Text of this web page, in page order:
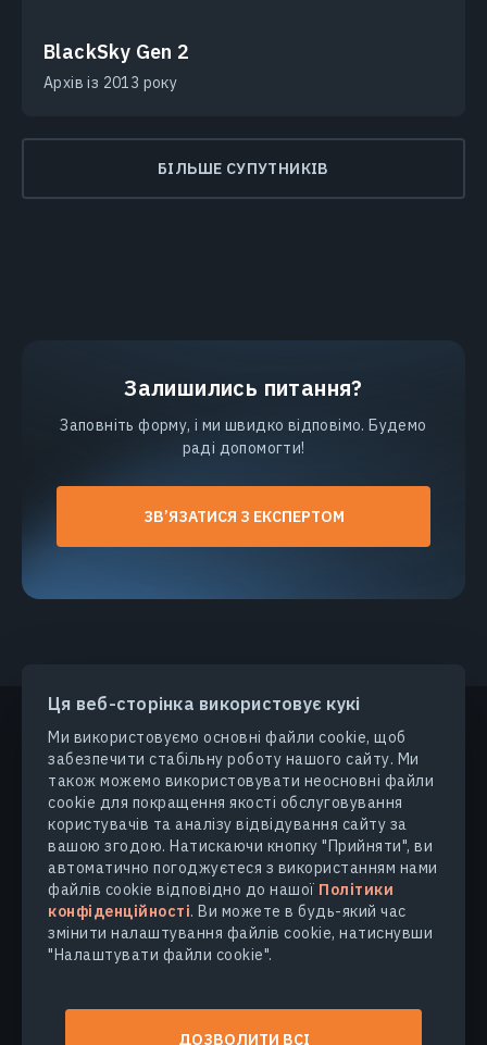
Ця веб-сторінка використовує кукі
Ми використовуємо основні файли cookie, щоб
забезпечити стабільну роботу нашого сайту. Ми
також можемо використовувати неосновні файли
cookie для покращення якості обслуговування
користувачів та аналізу відвідування сайту за
вашою згодою. Натискаючи кнопку "Прийняти", ви
автоматично погоджуєтеся з використанням нами
файлів cookie відповідно до нашої Політики
конфіденційності. Ви можете в будь-який час
змінити налаштування файлів cookie, натиснувши
"Налаштувати файли cookie".
ДОЗВОЛИТИ ВСІ
BlackSky Gen 2
Архів із 2013 року
БІЛЬШЕ СУПУТНИКІВ
Залишились питання?
Заповніть форму, і ми швидко відповімо. Будемо
раді допомогти!
ЗВ’ЯЗАТИСЯ З ЕКСПЕРТОМ
ПРОДУКТИ ТА РІШЕННЯ
ГАЛУЗІ
КОМПАНІЯ
ДІЗНАТИСЯ БІЛЬШЕ